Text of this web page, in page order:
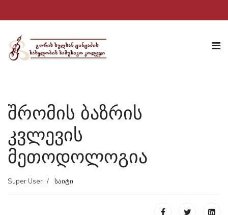
შრომის ბაზრის
კვლევის
მეთოდოლოგია
Super User საიტი